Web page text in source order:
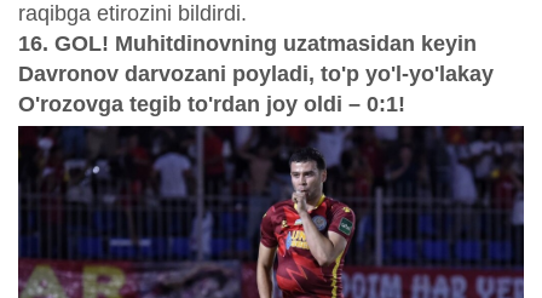
raqibga etirozini bildirdi.
16. GOL! Muhitdinovning uzatmasidan keyin
Davronov darvozani poyladi, to'p yo'l-yo'lakay
O'rozovga tegib to'rdan joy oldi – 0:1!